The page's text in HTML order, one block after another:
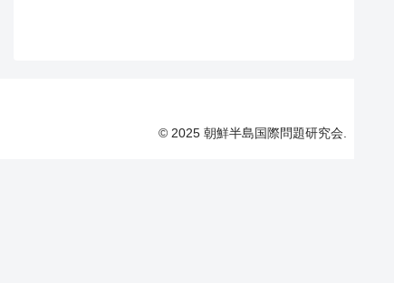
© 2025 朝鮮半島国際問題研究会.